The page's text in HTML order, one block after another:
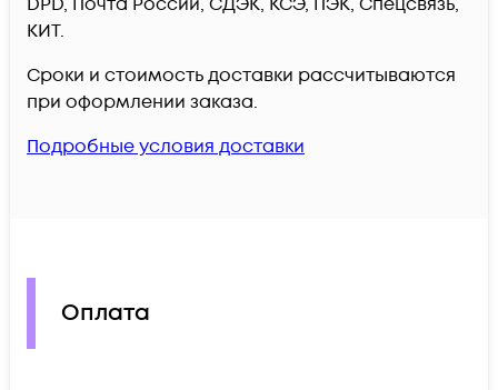
DPD, Почта России, СДЭК, КСЭ, ПЭК, Спецсвязь,
КИТ.
Сроки и стоимость доставки рассчитываются
при оформлении заказа.
Подробные условия доставки
Оплата